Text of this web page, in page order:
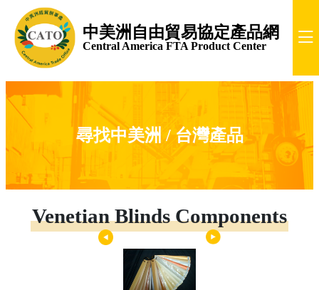
中美洲自由貿易協定產品網
Central America FTA Product Center
尋找中美洲 / 台灣產品
Venetian Blinds Components